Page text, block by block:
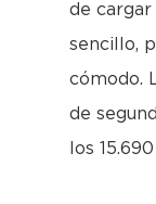
de
sencillo,
cómodo.
de
los